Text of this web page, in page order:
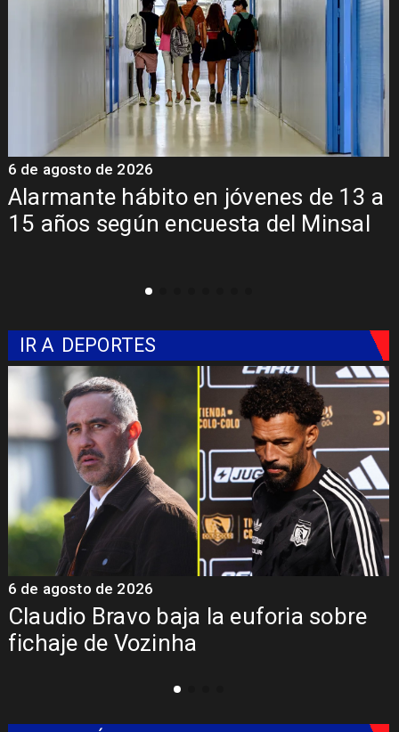
Aprueban creación del Parque
Sebastián Piñera con inversión de $4
6 de agosto de 2026
IR A DEPORTES
Presentación de Vozinha en Colo
Colo: Fecha, Estadio y Contrato
5 de agosto de 2026